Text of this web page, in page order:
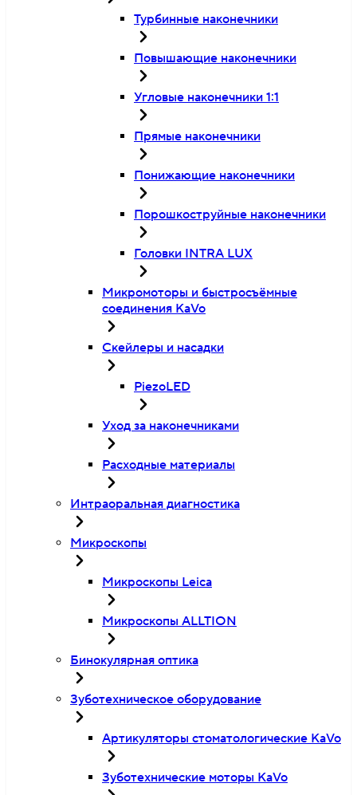
Турбинные наконечники
Повышающие наконечники
Угловые наконечники 1:1
Прямые наконечники
Понижающие наконечники
Порошкоструйные наконечники
Головки INTRA LUX
Микромоторы и быстросъёмные
соединения KaVo
Скейлеры и насадки
PiezoLED
Уход за наконечниками
Расходные материалы
Интраоральная диагностика
Микроскопы
Микроскопы Leica
Микроскопы ALLTION
Бинокулярная оптика
Зуботехническое оборудование
Артикуляторы стоматологические KaVo
Зуботехнические моторы KaVo